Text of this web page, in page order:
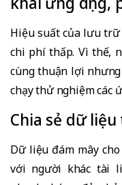
Hiệu suất của lưu trữ
chi phí thấp. Vì thế,
cùng thuận lợi
chạy thử nghiệm các
Chia sẻ dữ
Dữ liệu đám mây
với người khác tài